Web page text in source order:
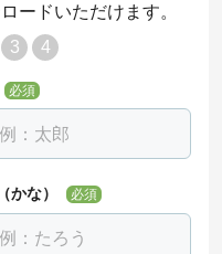
ードいただけます。
3 4
必須
かな） 必須